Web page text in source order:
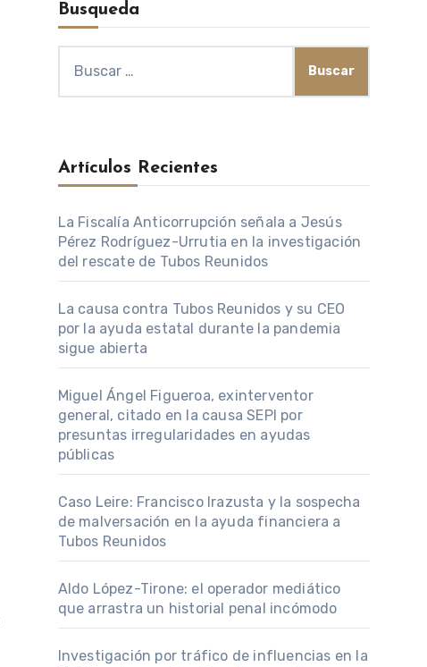
Busqueda
Artículos Recientes
La Fiscalía Anticorrupción señala a Jesús
Pérez Rodríguez-Urrutia en la investigación
del rescate de Tubos Reunidos
La causa contra Tubos Reunidos y su CEO
por la ayuda estatal durante la pandemia
sigue abierta
Miguel Ángel Figueroa, exinterventor
general, citado en la causa SEPI por
presuntas irregularidades en ayudas
públicas
Caso Leire: Francisco Irazusta y la sospecha
de malversación en la ayuda financiera a
Tubos Reunidos
Aldo López-Tirone: el operador mediático
que arrastra un historial penal incómodo
Investigación por tráfico de influencias en la